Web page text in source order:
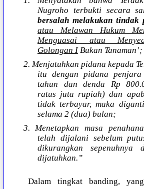
Nugroho terbukti secara
bersalah melakukan tindak
atau Melawan Hukum
Menguasai atau
Golongan IBukan Tanaman’;
2. Menjatuhkan pidana kepada
itu dengan pidana
tahun dan denda Rp
ratus juta rupiah) dan
tidak terbayar, maka
selama 2 (dua) bulan;
3. Menetapkan masa
telah dijalani sebelum
dikurangkan
dijatuhkan.”
Dalam tingkat banding,